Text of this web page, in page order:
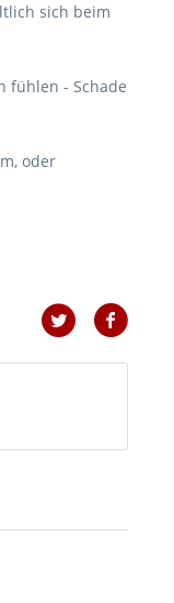
sich beim
fühlen - Schade
oder